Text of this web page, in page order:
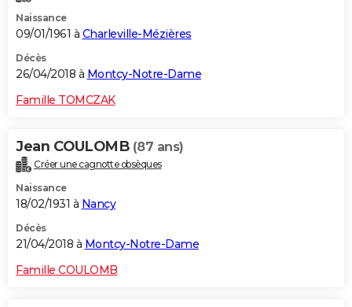
Naissance
09/01/1961 à Charleville-Mézières
Décès
26/04/2018 à Montcy-Notre-Dame
Famille TOMCZAK
Jean COULOMB (87 ans)
Créer une cagnotte obsèques
Naissance
18/02/1931 à Nancy
Décès
21/04/2018 à Montcy-Notre-Dame
Famille COULOMB